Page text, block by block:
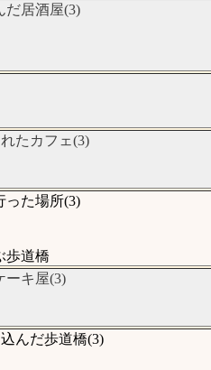
居酒屋(3)
たカフェ(3)
た場所(3)
歩道橋
ーキ屋(3)
んだ歩道橋(3)